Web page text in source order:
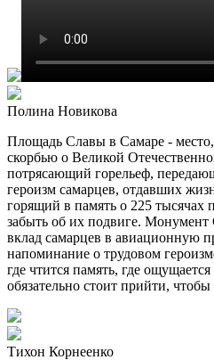
Полина Новикова
Площадь Славы в Самаре -
скорбью о Великой
потрясающий горельеф,
героизм самарцев, отдавших
горящий в память о 225 тысячах
забыть об их подвиге.
вклад самарцев в авиационную
напоминание о трудовом
где чтится память, где
обязательно стоит прийти,
Тихон Корнеенко